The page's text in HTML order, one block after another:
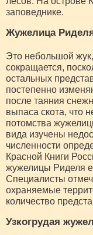
заповеднике.
Жужелица
Это небольшой
сокращается,
остальных
постепенно
после таяния
выпаса скота, что
потомства
вида изучены
численности
Красной Книги
жужелицы Риделя
Специалисты
охраняемые
количество
Узкогрудая